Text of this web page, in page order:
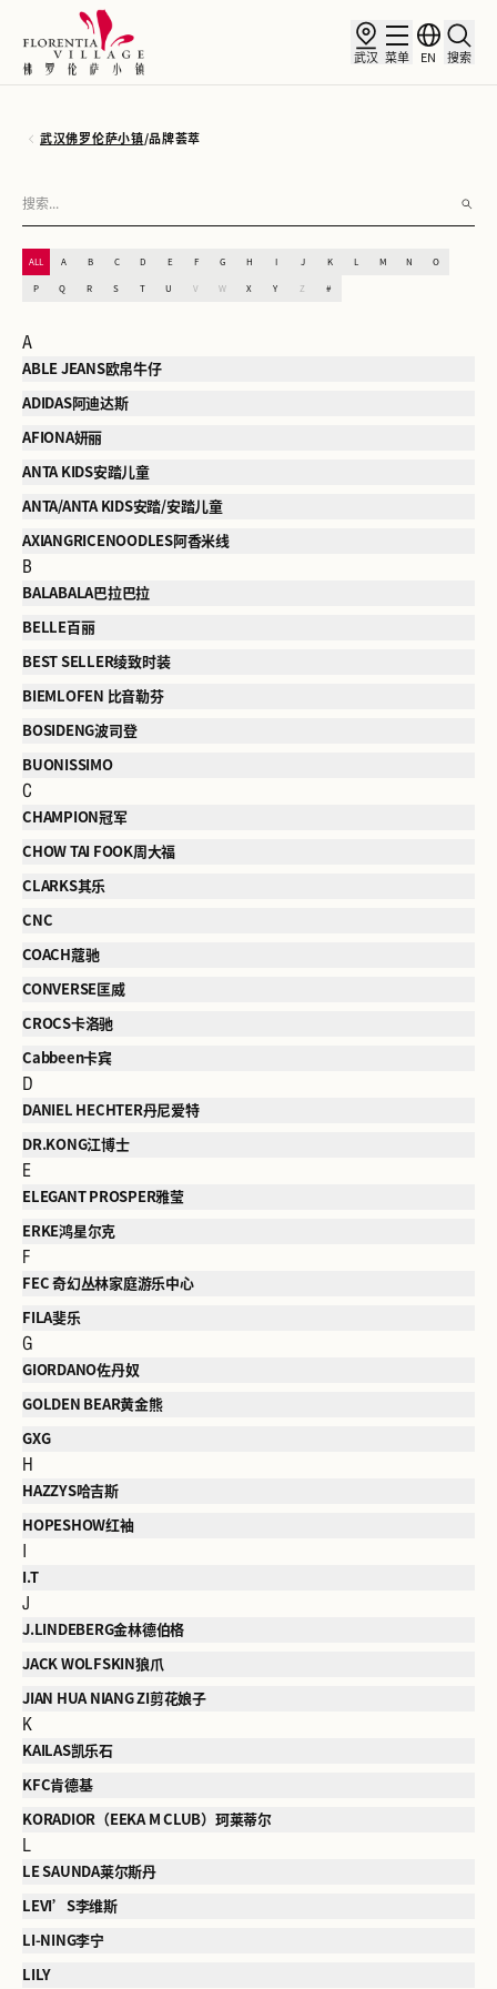
武汉 菜单 EN 搜索
武汉佛罗伦萨小镇/品牌荟萃
ALL A B C D E F G H K M N O
P Q R S T U V W X Y Z #
A
ABLE JEANS欧帛牛仔
ADIDAS阿迪达斯
AFIONA妍丽
ANTA KIDS安踏儿童
ANTA/ANTA KIDS安踏/安踏儿童
AXIANGRICENOODLES阿香米线
B
BALABALA巴拉巴拉
BELLE百丽
BEST SELLER绫致时装
BIEMLOFEN 比音勒芬
BOSIDENG波司登
BUONISSIMO
C
CHAMPION冠军
CHOW TAI FOOK周大福
CLARKS其乐
CNC
COACH蔻驰
CONVERSE匡威
CROCS卡洛驰
Cabbeen卡宾
D
DANIEL HECHTER丹尼爱特
DR.KONG江博士
E
ELEGANT PROSPER雅莹
ERKE鸿星尔克
F
FEC 奇幻丛林家庭游乐中心
FILA斐乐
G
GIORDANO佐丹奴
GOLDEN BEAR黄金熊
GXG
H
HAZZYS哈吉斯
HOPESHOW红袖
I
I.T
J
J.LINDEBERG金林德伯格
JACK WOLFSKIN狼爪
JIAN HUA NIANG ZI剪花娘子
K
KAILAS凯乐石
KFC肯德基
KORADIOR（EEKA M CLUB）珂莱蒂尔
L
LE SAUNDA莱尔斯丹
LEVI’S李维斯
LI-NING李宁
LILY